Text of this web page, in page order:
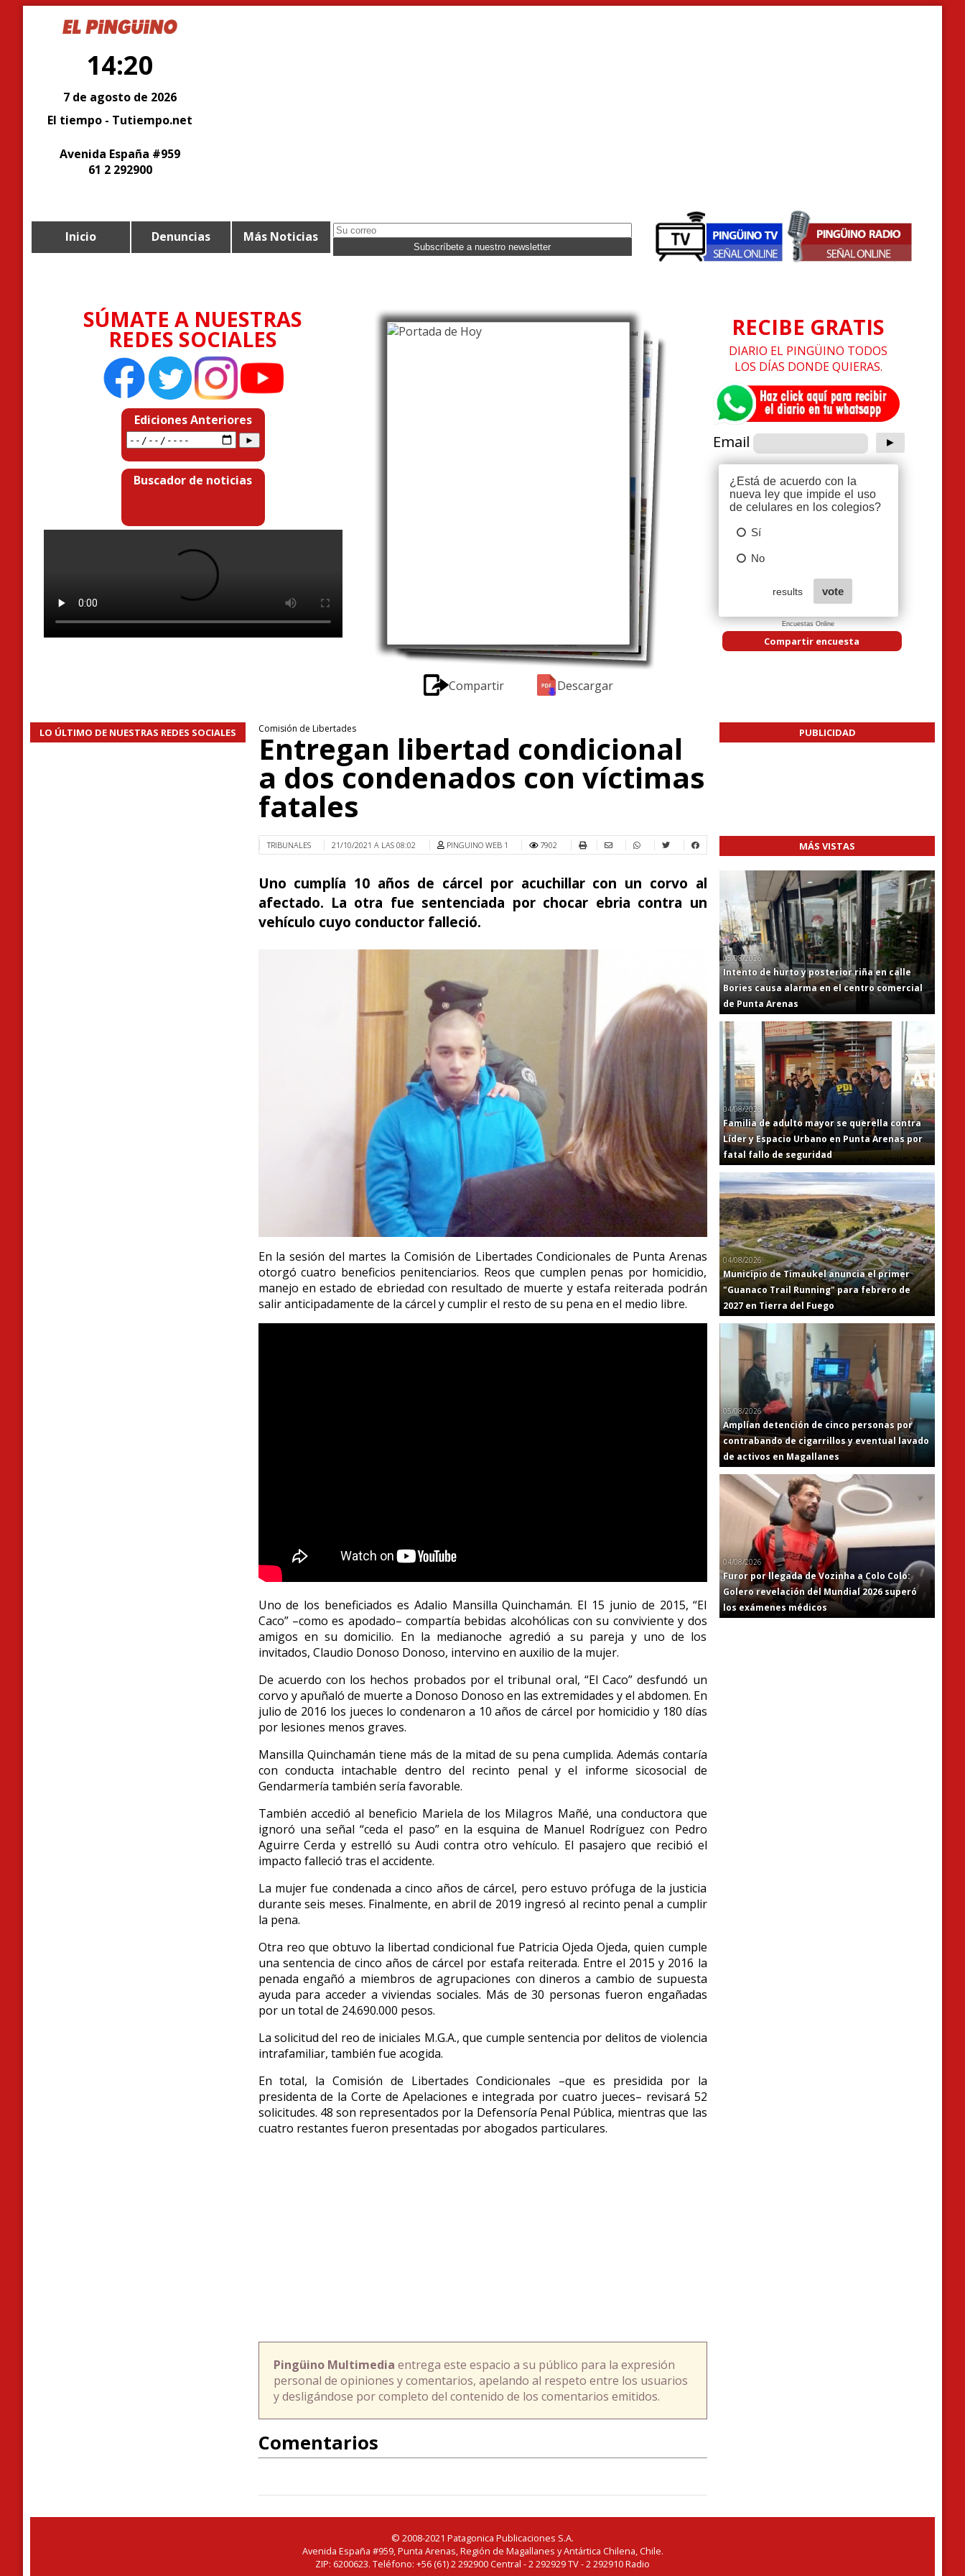
14:20
7 de agosto de 2026
El tiempo - Tutiempo.net
Avenida España #959
61 2 292900
Inicio Denuncias Más Noticias
SÚMATE A NUESTRAS
REDES SOCIALES
Ediciones Anteriores
Buscador de noticias
Compartir Descargar
RECIBE GRATIS
DIARIO EL PINGÜINO TODOS
LOS DÍAS DONDE QUIERAS.
Email
Encuestas Online
Compartir encuesta
LO ÚLTIMO DE NUESTRAS REDES SOCIALES Comisión de Libertades
Entregan libertad condicional
a dos condenados con víctimas
fatales
TRIBUNALES 21/10/2021 A LAS 08:02 PINGUINO WEB 1 7902
Uno cumplía 10 años de cárcel por acuchillar con un corvo al
afectado. La otra fue sentenciada por chocar ebria contra un
vehículo cuyo conductor falleció.
En la sesión del martes la Comisión de Libertades Condicionales de Punta Arenas
otorgó cuatro beneficios penitenciarios. Reos que cumplen penas por homicidio,
manejo en estado de ebriedad con resultado de muerte y estafa reiterada podrán
salir anticipadamente de la cárcel y cumplir el resto de su pena en el medio libre.
Uno de los beneficiados es Adalio Mansilla Quinchamán. El 15 junio de 2015, “El
Caco” –como es apodado– compartía bebidas alcohólicas con su conviviente y dos
amigos en su domicilio. En la medianoche agredió a su pareja y uno de los
invitados, Claudio Donoso Donoso, intervino en auxilio de la mujer.
De acuerdo con los hechos probados por el tribunal oral, “El Caco” desfundó un
corvo y apuñaló de muerte a Donoso Donoso en las extremidades y el abdomen. En
julio de 2016 los jueces lo condenaron a 10 años de cárcel por homicidio y 180 días
por lesiones menos graves.
Mansilla Quinchamán tiene más de la mitad de su pena cumplida. Además contaría
con conducta intachable dentro del recinto penal y el informe sicosocial de
Gendarmería también sería favorable.
También accedió al beneficio Mariela de los Milagros Mañé, una conductora que
ignoró una señal “ceda el paso” en la esquina de Manuel Rodríguez con Pedro
Aguirre Cerda y estrelló su Audi contra otro vehículo. El pasajero que recibió el
impacto falleció tras el accidente.
La mujer fue condenada a cinco años de cárcel, pero estuvo prófuga de la justicia
durante seis meses. Finalmente, en abril de 2019 ingresó al recinto penal a cumplir
la pena.
Otra reo que obtuvo la libertad condicional fue Patricia Ojeda Ojeda, quien cumple
una sentencia de cinco años de cárcel por estafa reiterada. Entre el 2015 y 2016 la
penada engañó a miembros de agrupaciones con dineros a cambio de supuesta
ayuda para acceder a viviendas sociales. Más de 30 personas fueron engañadas
por un total de 24.690.000 pesos.
La solicitud del reo de iniciales M.G.A., que cumple sentencia por delitos de violencia
intrafamiliar, también fue acogida.
En total, la Comisión de Libertades Condicionales –que es presidida por la
presidenta de la Corte de Apelaciones e integrada por cuatro jueces– revisará 52
solicitudes. 48 son representados por la Defensoría Penal Pública, mientras que las
cuatro restantes fueron presentadas por abogados particulares.
Pingüino Multimedia entrega este espacio a su público para la expresión
personal de opiniones y comentarios, apelando al respeto entre los usuarios
y desligándose por completo del contenido de los comentarios emitidos.
Comentarios
PUBLICIDAD
MÁS VISTAS
05/08/2026
Intento de hurto y posterior riña en calle
Bories causa alarma en el centro comercial
de Punta Arenas
04/08/2026
Familia de adulto mayor se querella contra
Líder y Espacio Urbano en Punta Arenas por
fatal fallo de seguridad
04/08/2026
Municipio de Timaukel anuncia el primer
"Guanaco Trail Running" para febrero de
2027 en Tierra del Fuego
05/08/2026
Amplían detención de cinco personas por
contrabando de cigarrillos y eventual lavado
de activos en Magallanes
04/08/2026
Furor por llegada de Vozinha a Colo Colo:
Golero revelación del Mundial 2026 superó
los exámenes médicos
© 2008-2021 Patagonica Publicaciones S.A.
Avenida España #959, Punta Arenas, Región de Magallanes y Antártica Chilena, Chile.
ZIP: 6200623. Teléfono: +56 (61) 2 292900 Central - 2 292929 TV - 2 292910 Radio